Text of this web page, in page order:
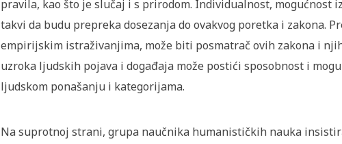
pravila, kao što je slučaj i s prirodom. Individualnost, mogućnost
takvi da budu prepreka dosezanja do ovakvog poretka i zakona.
empirijskim istraživanjima, može biti posmatrač ovih zakona i
uzroka ljudskih pojava i događaja može postići sposobnost i
ljudskom ponašanju i kategorijama.
Na suprotnoj strani, grupa naučnika humanističkih nauka